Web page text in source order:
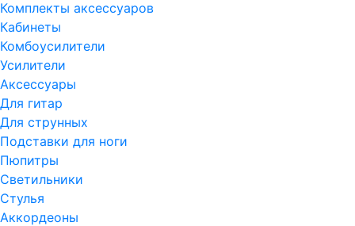
Комплекты аксессуаров
Кабинеты
Комбоусилители
Усилители
Аксессуары
Для гитар
Для струнных
Подставки для ноги
Пюпитры
Светильники
Стулья
Аккордеоны